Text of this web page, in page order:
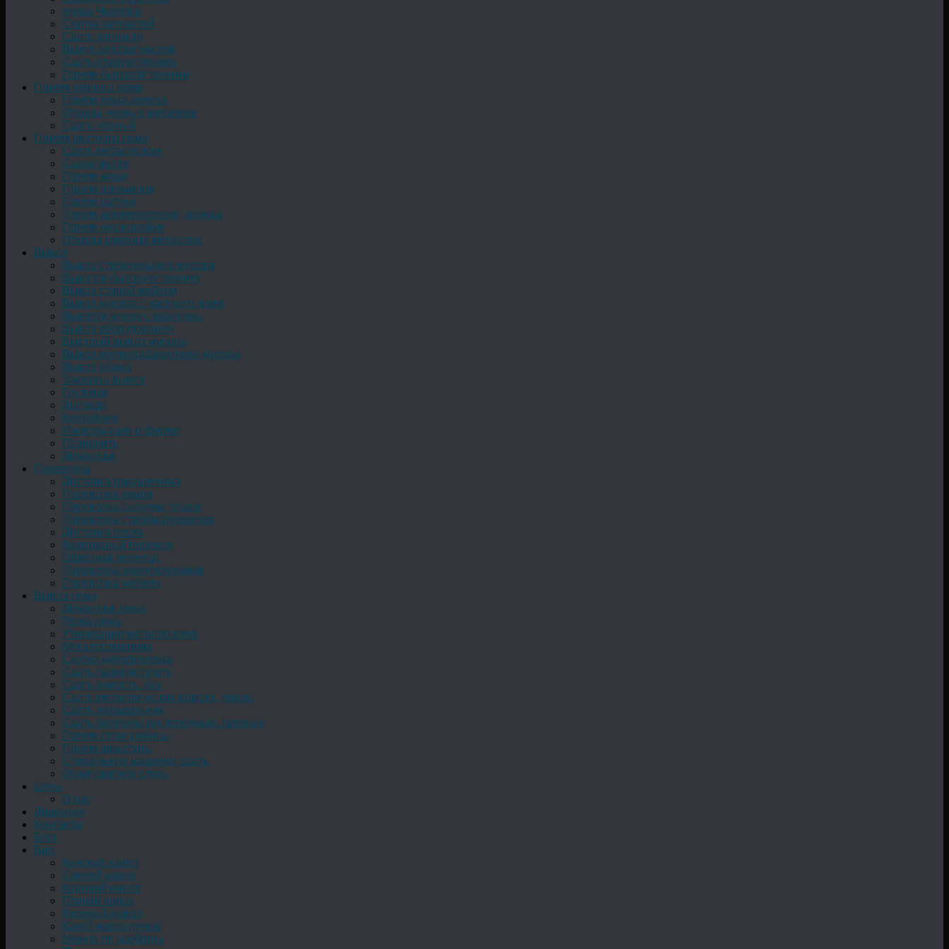
улица Чкалова
Скупка запчастей
Сдать запчасти
Выкуп автозапчастей
Сдать старую технику
Прием бытовой техники
Прием черного лома
Приём лома железа
Отходы черных металлов
Сдать чёрный
Прием цветного лома
Сдать металлолом
Сдача жести
Прием меди
Прием алюминия
Прием латуни
Прием аккумуляторов, свинца
Прием нержавейки
Отходы цветных металлов
Вывоз
Вывоз строительного мусора
Вывезти бытовую технику
Вывоз старой мебели
Вывоз мусора с частного дома
Вывезти мусор с квартиры
Вывоз оборудования
Быстрый вывоз мусора
Вывоз крупногабаритного мусора
Вывоз хлама
Заказать вывоз
Грузчики
Договор
Контейнер
Информация о фирме
Позвонить
Демонтаж
Перевозка
Доставка ракушечника
Перевозка камня
Перевозка сыпучих грузов
Перевозка стройматериалов
Доставка песка
Квартирный переезд
Офисный переезд
Перевозка электротехники
Перевозка мебели
Вывоз лома
Демонтаж лома
Резка лома
Утилизация металлолома
Металоприемник
Скупка металлолома
Сдать газовую плиту
Сдать емкость, бак
Cдать металлические ворота, дверь
Сдать холодильник
Сдать баллоны кислородные, газовые
Прием сетки рабицы
Прием арматуры
Стиральную машинку сдать
Огнетушители сдать
Цены
О нас
Лицензия
Контакты
Блог
Био
Конский навоз
Свиной навоз
Коровий навоз
Птичий навоз
Куриный навоз
Какой навоз лучше
Можно ли удобрять